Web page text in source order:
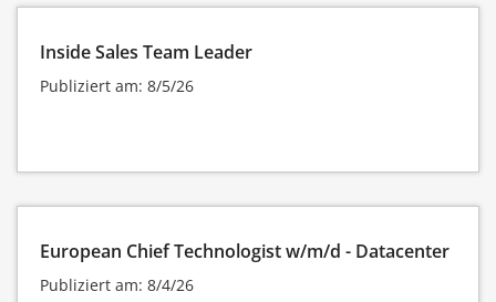
Inside Sales Team Leader
Publiziert am: 8/5/26
European Chief Technologist w/m/d - Datacenter
Publiziert am: 8/4/26